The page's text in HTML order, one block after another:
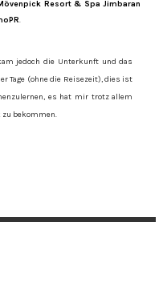
Resort & Spa Jimbaran
.
jedoch die Unterkunft und das
Tage (ohne die Reisezeit), dies ist
es hat mir trotz allem
zu bekommen.